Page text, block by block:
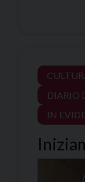
DIARIO
IN